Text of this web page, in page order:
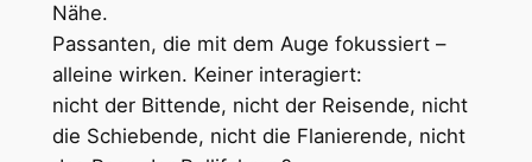
Nähe.
Passanten, die mit dem Auge fokussiert –
alleine wirken. Keiner interagiert:
nicht der Bittende, nicht der Reisende, nicht
die Schiebende, nicht die Flanierende, nicht